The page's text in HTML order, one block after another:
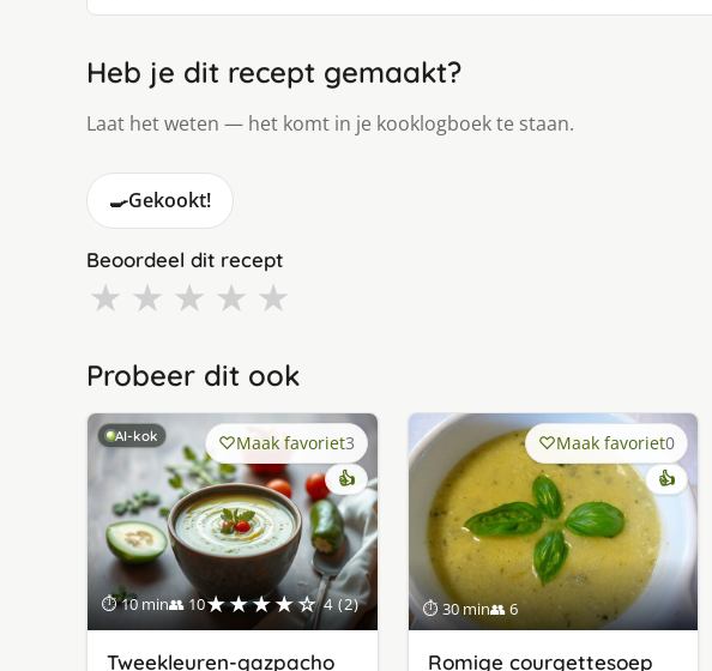
Heb je dit recept gemaakt?
Laat het weten — het komt in je kooklogboek te staan.
🍳Gekookt!
Beoordeel dit recept
★ ★ ★ ★ ★
Probeer dit ook
AI-kok
⏱ 10 min👥 10★★★★☆ 4 (2)
Maak favoriet3
👍
Tweekleuren-gazpacho
⏱ 30 min👥 6
Maak favoriet0
👍
Romige courgettesoep